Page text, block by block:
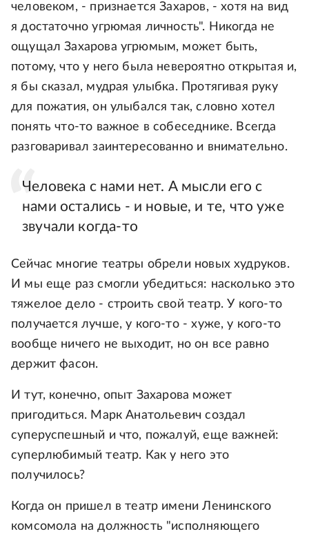
человеком, - признается Захаров, - хотя на вид
я достаточно угрюмая личность". Никогда не
ощущал Захарова угрюмым, может быть,
потому, что у него была невероятно открытая и,
я бы сказал, мудрая улыбка. Протягивая руку
для пожатия, он улыбался так, словно хотел
понять что-то важное в собеседнике. Всегда
разговаривал заинтересованно и внимательно.
Человека с нами нет. А мысли его с
нами остались - и новые, и те, что уже
звучали когда-то
Сейчас многие театры обрели новых худруков.
И мы еще раз смогли убедиться: насколько это
тяжелое дело - строить свой театр. У кого-то
получается лучше, у кого-то - хуже, у кого-то
вообще ничего не выходит, но он все равно
держит фасон.
И тут, конечно, опыт Захарова может
пригодиться. Марк Анатольевич создал
суперуспешный и что, пожалуй, еще важней:
суперлюбимый театр. Как у него это
получилось?
Когда он пришел в театр имени Ленинского
комсомола на должность "исполняющего